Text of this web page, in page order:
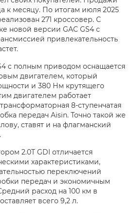
к месяцу. По итогам июля 2025
271 кроссовер. С
новой версии GAC GS4 с
привлекательность
с полным приводом оснащается
двигателем, который
и 380 Нм крутящего
двигателем работает
8-ступенчатая
передач Aisin. Точно такой же
ставят и на флагманский
2.0T GDI отличается
характеристиками,
переключений
передач и экономичным
расход на 100 км в
всего 9,2 л.